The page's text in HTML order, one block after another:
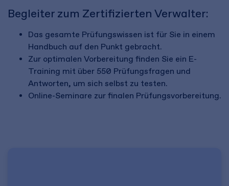
Begleiter zum Zertifizierten Verwalter:
Das gesamte Prüfungswissen ist für Sie in einem
Handbuch auf den Punkt gebracht.
Zur optimalen Vorbereitung finden Sie ein E-
Training mit über 550 Prüfungsfragen und
Antworten, um sich selbst zu testen.
Online-Seminare zur finalen Prüfungsvorbereitung.